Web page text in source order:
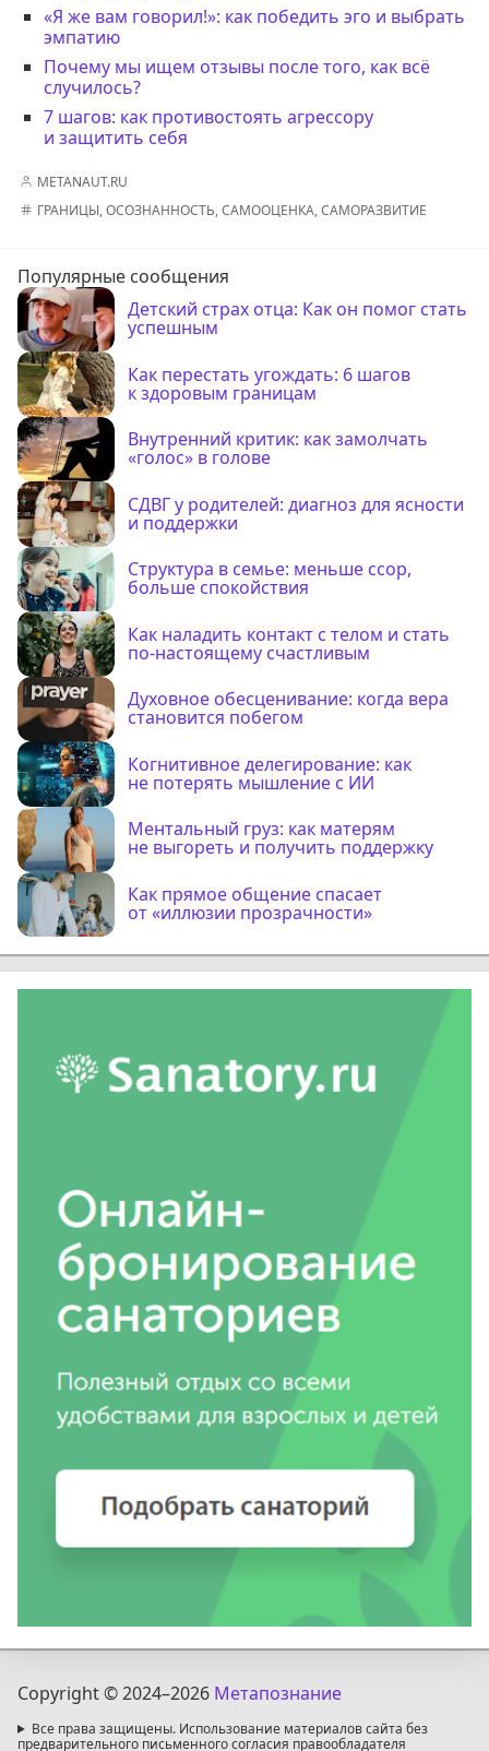
«Я же вам говорил!»: как победить эго и выбрать
эмпатию
Почему мы ищем отзывы после того, как всё
случилось?
7 шагов: как противостоять агрессору
и защитить себя
METANAUT.RU
ГРАНИЦЫ,ОСОЗНАННОСТЬ,САМООЦЕНКА,САМОРАЗВИТИЕ
Популярные сообщения
Детский страх отца: Как он помог стать
успешным
Как перестать угождать: 6 шагов
к здоровым границам
Внутренний критик: как замолчать
«голос» в голове
СДВГ у родителей: диагноз для ясности
и поддержки
Структура в семье: меньше ссор,
больше спокойствия
Как наладить контакт с телом и стать
по-настоящему счастливым
Духовное обесценивание: когда вера
становится побегом
Когнитивное делегирование: как
не потерять мышление с ИИ
Ментальный груз: как матерям
не выгореть и получить поддержку
Как прямое общение спасает
от «иллюзии прозрачности»
Copyright © 2024–2026 Метапознание
Все права защищены. Использование материалов сайта без
предварительного письменного согласия правообладателя